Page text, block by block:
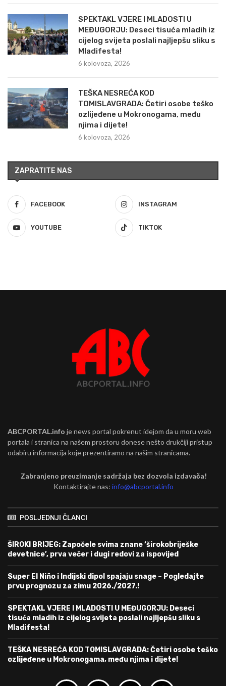
SPEKTAKL VJERE I MLADOSTI U
MEĐUGORJU: Deseci tisuća mladih iz
cijelog svijeta poslali najljepšu sliku s
Mladifesta!
6 kolovoza, 2026
TEŠKA NESREĆA KOD
TOMISLAVGRADA: Četiri osobe teško
ozlijeđene u Mokronogama, među
njima i dijete!
6 kolovoza, 2026
ZAPRATITE NAS
FACEBOOK INSTAGRAM
YOUTUBE TIKTOK
ABCPORTAL.info je news portal pokrenut idejom da u moru web
portala i stranica na našem prostoru donese nešto drukčiji pristup
odabiru informacija koje prezentiramo na našim stranicama.
Zabranjeno preuzimanje sadržaja bez dozvola izdavača!
Kontaktirajte nas:info@abcportal.info
POSLJEDNJI ČLANCI
ŠIROKI BRIJEG: Započele svima znane ‘širokobriješke
devetnice’, prva večer i dugi redovi za ispovijed
Super El Niño i Indijski dipol spajaju snage – Pogledajte
prvu prognozu za zimu 2026./2027.!
SPEKTAKL VJERE I MLADOSTI U MEĐUGORJU: Deseci
tisuća mladih iz cijelog svijeta poslali najljepšu sliku s
Mladifesta!
TEŠKA NESREĆA KOD TOMISLAVGRADA: Četiri osobe teško
ozlijeđene u Mokronogama, među njima i dijete!